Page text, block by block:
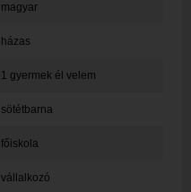
magyar
házas
1 gyermek él velem
sötétbarna
főiskola
vállalkozó